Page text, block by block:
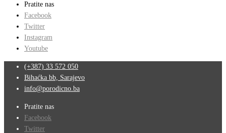
Pratite nas
Facebook
Twitter
Instagram
Youtube
(+387) 33 572 050
Bihaćka bb, Sarajevo
info@porodicno.ba
Pratite nas
Facebook
Twitter